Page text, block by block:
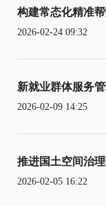
构建常态化精准
2026-02-24 09:32
新就业群体服务
2026-02-09 14:25
推进国土空间治
2026-02-05 16:22